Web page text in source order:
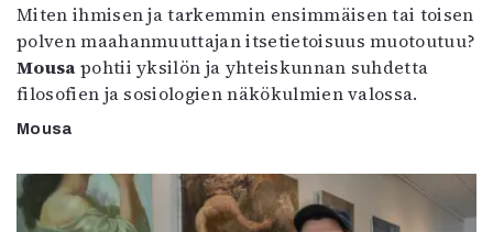
Miten ihmisen ja tarkemmin ensimmäisen tai toisen
polven maahanmuuttajan itsetietoisuus muotoutuu?
Mousa pohtii yksilön ja yhteiskunnan suhdetta
filosofien ja sosiologien näkökulmien valossa.
Mousa